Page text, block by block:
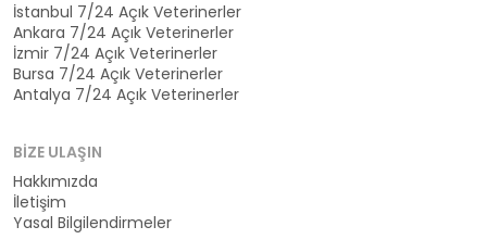
İstanbul 7/24 Açık Veterinerler
Ankara 7/24 Açık Veterinerler
İzmir 7/24 Açık Veterinerler
Bursa 7/24 Açık Veterinerler
Antalya 7/24 Açık Veterinerler
BIZE ULAŞIN
Hakkımızda
İletişim
Yasal Bilgilendirmeler